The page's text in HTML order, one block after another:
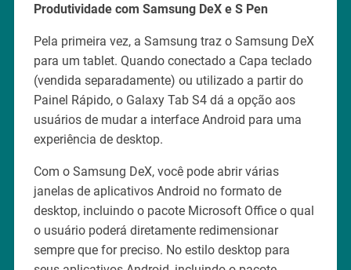
Produtividade com Samsung DeX e S Pen
Pela primeira vez, a Samsung traz o Samsung DeX
para um tablet. Quando conectado a Capa teclado
(vendida separadamente) ou utilizado a partir do
Painel Rápido, o Galaxy Tab S4 dá a opção aos
usuários de mudar a interface Android para uma
experiência de desktop.
Com o Samsung DeX, você pode abrir várias
janelas de aplicativos Android no formato de
desktop, incluindo o pacote Microsoft Office o qual
o usuário poderá diretamente redimensionar
sempre que for preciso. No estilo desktop para